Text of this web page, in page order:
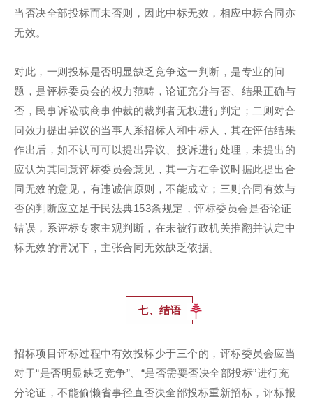
当否决全部投标而未否则，因此中标无效，相应中标合同亦
无效。
对此，一则投标是否明显缺乏竞争这一判断，是专业的问
题，是评标委员会的权力范畴，论证充分与否、结果正确与
否，民事诉讼或商事仲裁的裁判者无权进行判定；二则对合
同效力提出异议的当事人系招标人和中标人，其在评估结果
作出后，如不认可可以提出异议、投诉进行处理，未提出的
应认为其同意评标委员会意见，其一方在争议时据此提出合
同无效的意见，有违诚信原则，不能成立；三则合同有效与
否的判断应立足于民法典153条规定，评标委员会是否论证
错误，系评标专家主观判断，在未被行政机关推翻并认定中
标无效的情况下，主张合同无效缺乏依据。
七、结语
招标项目评标过程中有效投标少于三个的，评标委员会应当
对于“是否明显缺乏竞争”、“是否需要否决全部投标”进行充
分论证，不能偷懒省事径直否决全部投标重新招标，评标报